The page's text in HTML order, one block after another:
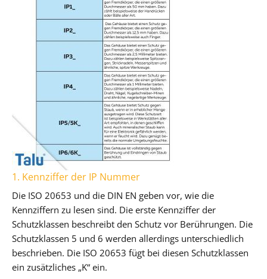
1. Kennziffer der IP Nummer
Die ISO 20653 und die DIN EN geben vor, wie die
Kennziffern zu lesen sind. Die erste Kennziffer der
Schutzklassen beschreibt den Schutz vor Berührungen. Die
Schutzklassen 5 und 6 werden allerdings unterschiedlich
beschrieben. Die ISO 20653 fügt bei diesen Schutzklassen
ein zusätzliches „K“ ein.